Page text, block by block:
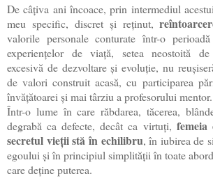
De câțiva ani încoace, prin intermediul
meu specific, discret și reținut,
valorile personale conturate într-o
experiențelor de viață, setea neostoită de
excesivă de dezvoltare și evoluție, nu
de valori construit acasă, cu participarea
învățătoarei și mai târziu a profesorului mentor.
Într-o lume în care răbdarea, tăcerea,
degrabă ca defecte, decât ca virtuți,
secretul vieții stă în echilibru, în iubirea de
egoului și în principiul simplității în toate
care deține puterea.